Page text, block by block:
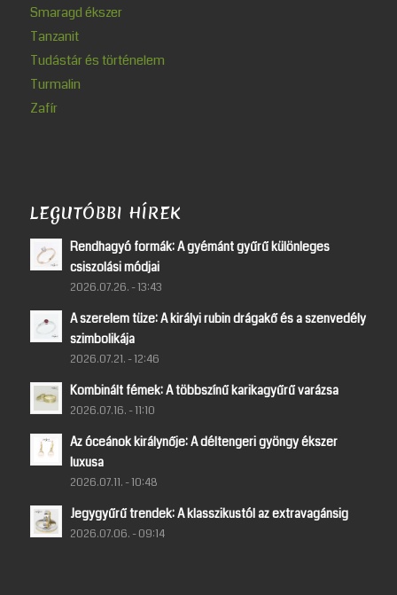
Smaragd ékszer
Tanzanit
Tudástár és történelem
Turmalin
Zafír
LEGUTÓBBI HÍREK
Rendhagyó formák: A gyémánt gyűrű különleges
csiszolási módjai
2026.07.26. - 13:43
A szerelem tüze: A királyi rubin drágakő és a szenvedély
szimbolikája
2026.07.21. - 12:46
Kombinált fémek: A többszínű karikagyűrű varázsa
2026.07.16. - 11:10
Az óceánok királynője: A déltengeri gyöngy ékszer
luxusa
2026.07.11. - 10:48
Jegygyűrű trendek: A klasszikustól az extravagánsig
2026.07.06. - 09:14